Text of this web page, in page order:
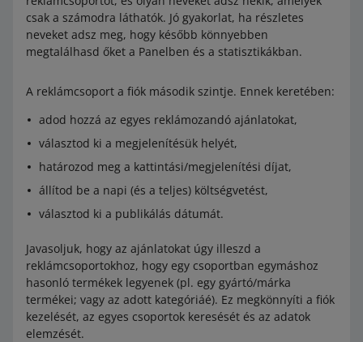
csak a számodra láthatók. Jó gyakorlat, ha részletes
neveket adsz meg, hogy később könnyebben
megtalálhasd őket a Panelben és a statisztikákban.
A reklámcsoport a fiók második szintje. Ennek keretében:
adod hozzá az egyes reklámozandó ajánlatokat,
választod ki a megjelenítésük helyét,
határozod meg a kattintási/megjelenítési díjat,
állítod be a napi (és a teljes) költségvetést,
választod ki a publikálás dátumát.
Javasoljuk, hogy az ajánlatokat úgy illeszd a
reklámcsoportokhoz, hogy egy csoportban egymáshoz
hasonló termékek legyenek (pl. egy gyártó/márka
termékei; vagy az adott kategóriáé). Ez megkönnyíti a fiók
kezelését, az egyes csoportok keresését és az adatok
elemzését.